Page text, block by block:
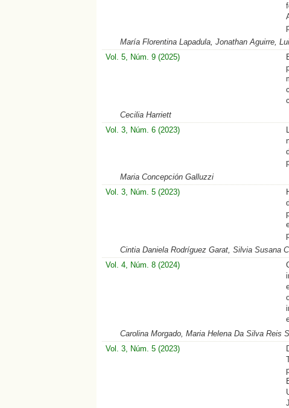
María Florentina Lapadula, Jonathan Aguirre,
Vol. 5, Núm. 9 (2025)
Cecilia Harriett
Vol. 3, Núm. 6 (2023)
Maria Concepción Galluzzi
Vol. 3, Núm. 5 (2023)
Cintia Daniela Rodríguez Garat, Silvia Susana
Vol. 4, Núm. 8 (2024)
Carolina Morgado, Maria Helena Da Silva Reis
Vol. 3, Núm. 5 (2023)